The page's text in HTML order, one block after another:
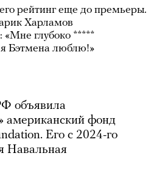
рейтинг еще до премьеры.
Харламов
глубоко *****
я Бэтмена люблю!»
объявила
американский фонд
Его с 2024-го
Навальная